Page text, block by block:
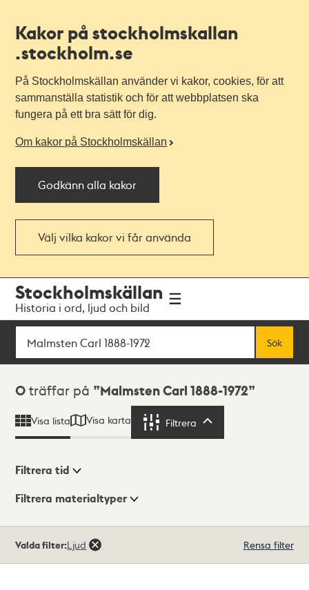
Kakor på stockholmskallan
.stockholm.se
På Stockholmskällan använder vi kakor, cookies, för att
sammanställa statistik och för att webbplatsen ska
fungera på ett bra sätt för dig.
Om kakor på Stockholmskällan
Godkänn alla kakor
Välj vilka kakor vi får använda
navigationen
huvudinnehållet
Stockholmskällan
Historia i ord, ljud och bild
Sök
Sök
Sökresultat
0 träffar på Malmsten Carl 1888-1972
Visa lista Visa karta Filtrera
Visningsläge
Filtrera tid
Filtrera materialtyper
träffar
Valda filter:Ljud Rensa filter